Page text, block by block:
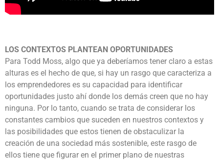
LOS CONTEXTOS PLANTEAN OPORTUNIDADES
Para Todd Moss, algo que ya deberíamos tener claro a estas
alturas es el hecho de que, si hay un rasgo que caracteriza a
los emprendedores es su capacidad para identificar
oportunidades justo ahí donde los demás creen que no hay
ninguna. Por lo tanto, cuando se trata de considerar los
constantes cambios que suceden en nuestros contextos y
las posibilidades que estos tienen de obstaculizar la
creación de una sociedad más sostenible, este rasgo de
ellos tiene que figurar en el primer plano de nuestras